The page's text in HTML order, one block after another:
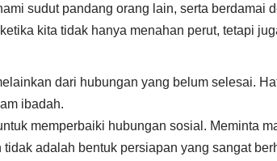
sudut pandang orang lain, serta
kita tidak hanya menahan perut, tetapi
dari hubungan yang belum selesai.
ibadah.
memperbaiki hubungan sosial. Meminta
adalah bentuk persiapan yang sangat